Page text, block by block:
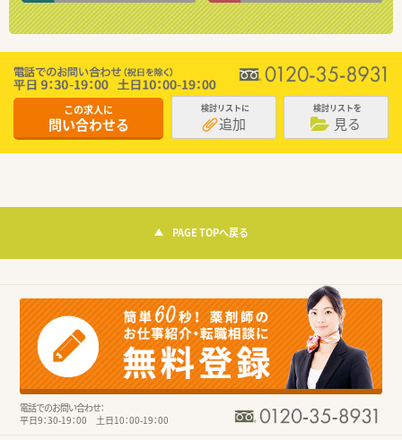
この求人に
問い合わせる
検討リストに
追加
検討リストを
見る
PAGE TOPへ戻る
電話でのお問い合わせ：
平日9：30-19：00 土日10：00-19：00